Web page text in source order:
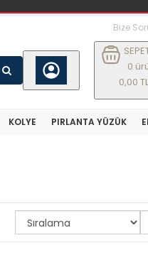
Bize
0
0,00 TL
PIRLANTA YÜZÜK
KOLYE